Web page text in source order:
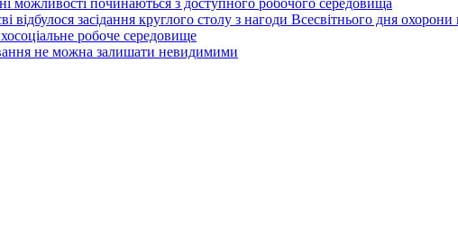
можливості починаються з доступного робочого середовища
засідання круглого столу з нагоди Всесвітнього дня охорони
робоче середовище
не можна залишати невидимими